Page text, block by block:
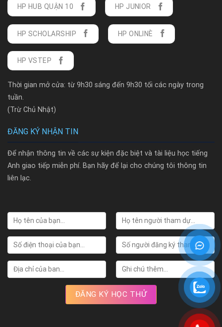
HP HUB QUẬN 10 HP JUNIOR
HP SCHOLARSHIP HP ONLINÈ
HP VSTEP
Thời gian mở cửa: từ 9h30 sáng đến 9h30 tối các ngày trong
tuần.
(Trừ Chủ Nhật)
ĐĂNG KÝ NHẬN TIN
Để nhận thông tin về các sự kiện đặc biệt và tài liệu học tiếng
Anh giao tiếp miễn phí. Bạn hãy để lại cho chúng tôi thông tin
liên lạc.